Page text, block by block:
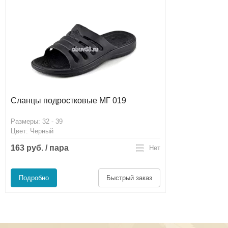
Сланцы подростковые МГ 019
Размеры: 32 - 39
Цвет: Черный
163 руб. / пара Нет
Подробно Быстрый заказ